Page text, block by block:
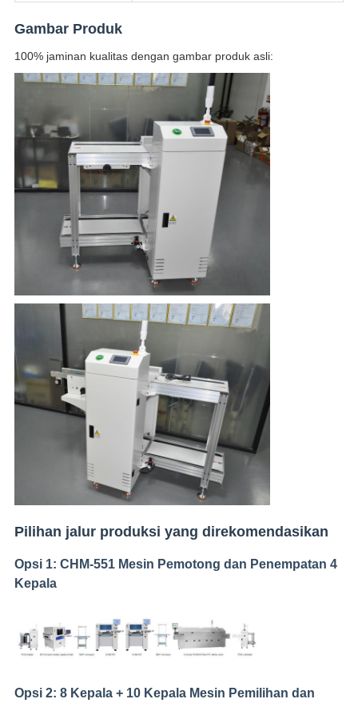
Gambar Produk
100% jaminan kualitas dengan gambar produk asli:
Pilihan jalur produksi yang direkomendasikan
Opsi 1: CHM-551 Mesin Pemotong dan Penempatan 4
Kepala
Opsi 2: 8 Kepala + 10 Kepala Mesin Pemilihan dan